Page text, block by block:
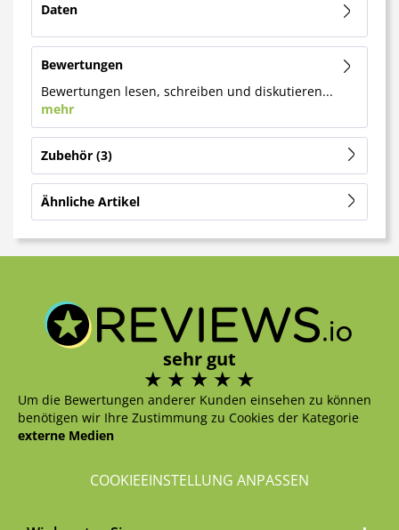
Daten
Bewertungen
Bewertungen lesen, schreiben und diskutieren...
mehr
Zubehör 3
Ähnliche Artikel
sehr gut
Um die Bewertungen anderer Kunden einsehen zu können
benötigen wir Ihre Zustimmung zu Cookies der Kategorie
externe Medien
COOKIEEINSTELLUNG ANPASSEN